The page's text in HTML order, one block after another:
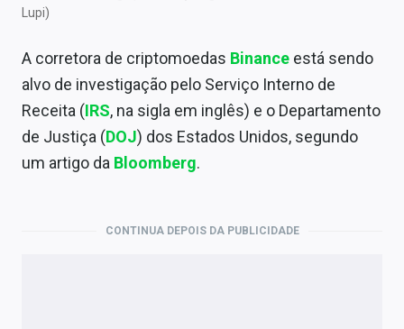
Finanças Pessoais
Mercados
Empresas
Lupi)
A corretora de criptomoedas Binance está sendo
alvo de investigação pelo Serviço Interno de
Receita (IRS, na sigla em inglês) e o Departamento
de Justiça (DOJ) dos Estados Unidos, segundo
um artigo da Bloomberg.
CONTINUA DEPOIS DA PUBLICIDADE